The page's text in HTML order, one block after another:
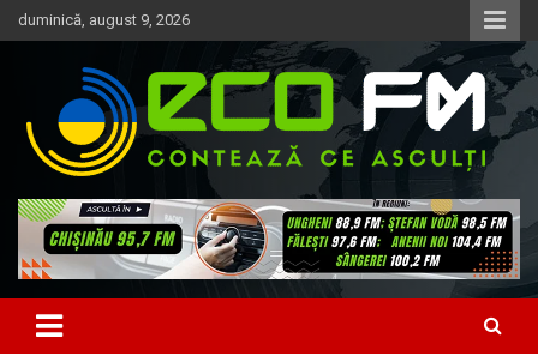
Skip
to
duminică, august 9, 2026
EcoFM